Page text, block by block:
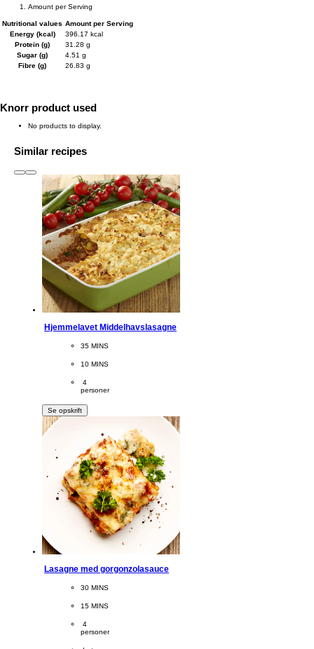
Amount per Serving
Nutritional values Amount per Serving
Energy (kcal)
396.17 kcal
Protein (g)
31.28 g
Sugar (g)
4.51 g
Fibre (g)
26.83 g
Knorr product used
No products to display.
Similar recipes
1 to 3of 6
Hjemmelavet Middelhavslasagne
CookingTime
35 MINS
PreparationTime
10 MINS
Servings
4
personer
Se opskrift
Lasagne med gorgonzolasauce
CookingTime
30 MINS
PreparationTime
15 MINS
Servings
4
personer